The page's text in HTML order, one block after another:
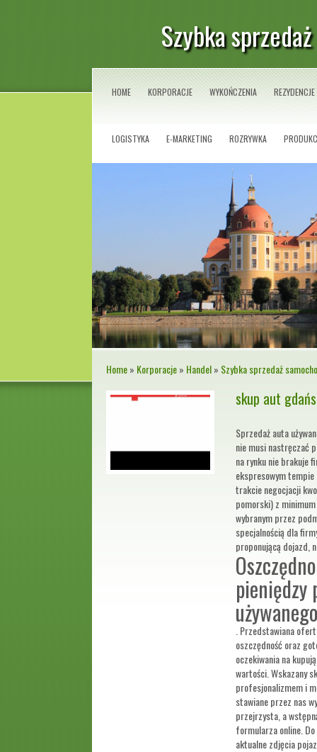
Szybka
HOME KORPORACJE WYKOŃCZENIA REZYDENCJE
LOGISTYKA E-MARKETING ROZRYWKA
Home» Korporacje» Handel» Szybka sprzedaż
skup aut
Sprzedaż auta
nie musi nastręczać
na rynku nie brakuje
ekspresowym
trakcie negocjacji
pomorski) z
wybranym przez
specjalnością dla
proponującą dojazd,
pieniędzy
. Przedstawiana
oszczędność oraz
oczekiwania na
wartości. Wskazany
profesjonalizmem i
stawiane przez nas
przejrzysta, a
formularza online.
aktualne zdjęcia